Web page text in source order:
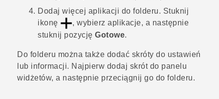
Dodaj więcej aplikacji do folderu. Stuknij
ikonę
, wybierz aplikacje, a następnie
stuknij pozycję Gotowe.
Do folderu można także dodać skróty do ustawień
lub informacji. Najpierw dodaj skrót do panelu
widżetów, a następnie przeciągnij go do folderu.